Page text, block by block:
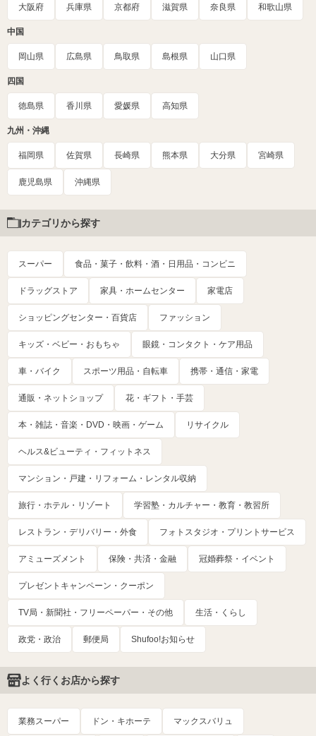
大阪府 兵庫県 京都府 滋賀県 奈良県 和歌山県
中国
岡山県 広島県 鳥取県 島根県 山口県
四国
徳島県 香川県 愛媛県 高知県
九州・沖縄
福岡県 佐賀県 長崎県 熊本県 大分県 宮崎県
鹿児島県 沖縄県
カテゴリから探す
スーパー 食品・菓子・飲料・酒・日用品・コンビニ
ドラッグストア 家具・ホームセンター 家電店
ショッピングセンター・百貨店 ファッション
キッズ・ベビー・おもちゃ 眼鏡・コンタクト・ケア用品
車・バイク スポーツ用品・自転車 携帯・通信・家電
通販・ネットショップ 花・ギフト・手芸
本・雑誌・音楽・DVD・映画・ゲーム リサイクル
ヘルス&ビューティ・フィットネス
マンション・戸建・リフォーム・レンタル収納
旅行・ホテル・リゾート 学習塾・カルチャー・教育・教習所
レストラン・デリバリー・外食 フォトスタジオ・プリントサービス
アミューズメント 保険・共済・金融 冠婚葬祭・イベント
プレゼントキャンペーン・クーポン
TV局・新聞社・フリーペーパー・その他 生活・くらし
政党・政治 郵便局 Shufoo!お知らせ
よく行くお店から探す
業務スーパー ドン・キホーテ マックスバリュ